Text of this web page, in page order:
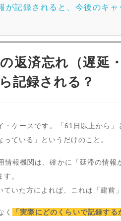
が記録されると、今後のキャ
返済忘れ（遅延
記録される？
・ケースです。「61日以上から」
ている」というだけのこと。
情報機関は、確かに「延滞の情報
。
ていた方によれば、これは「建前
く
「実際にどのくらいで記録する